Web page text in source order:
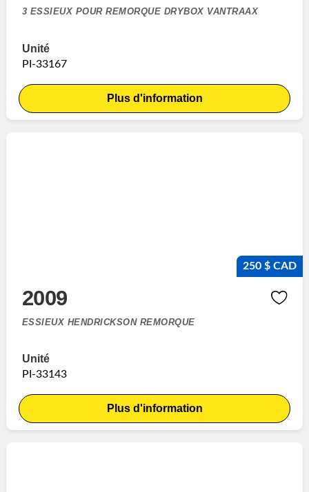
3 ESSIEUX POUR REMORQUE DRYBOX VANTRAAX
Unité
PI-33167
Plus d'information
250 $ CAD
2009
ESSIEUX HENDRICKSON REMORQUE
Unité
PI-33143
Plus d'information